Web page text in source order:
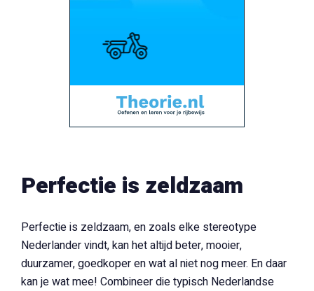
Perfectie is zeldzaam
Perfectie is zeldzaam, en zoals elke stereotype
Nederlander vindt, kan het altijd beter, mooier,
duurzamer, goedkoper en wat al niet nog meer. En daar
kan je wat mee! Combineer die typisch Nederlandse